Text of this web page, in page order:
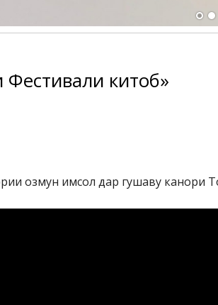
Фестивали китоб»
озмун имсол дар гушаву канори